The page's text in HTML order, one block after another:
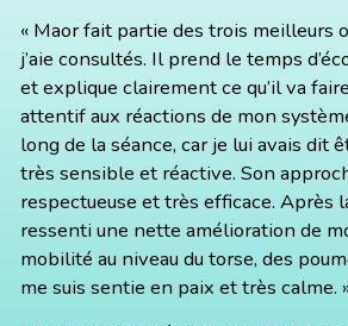
« Maor fait partie des trois meilleurs
j’aie consultés. Il prend le temps
et explique clairement ce qu’il va
attentif aux réactions de mon
long de la séance, car je lui avais dit
très sensible et réactive. Son
respectueuse et très efficace. Après
ressenti une nette amélioration de
mobilité au niveau du torse, des
me suis sentie en paix et très calme.